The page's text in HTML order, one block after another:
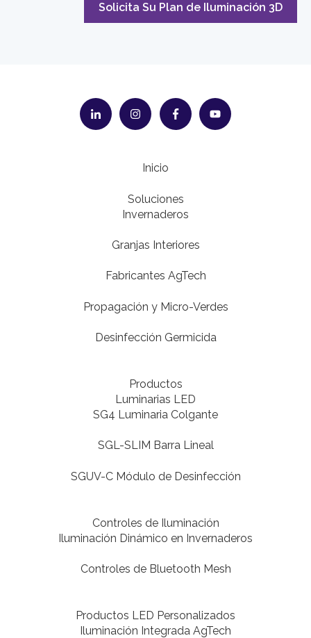
Solicita Su Plan de Iluminación 3D
Inicio
Soluciones
Invernaderos
Granjas Interiores
Fabricantes AgTech
Propagación y Micro-Verdes
Desinfección Germicida
Productos
Luminarias LED
SG4 Luminaria Colgante
SGL-SLIM Barra Lineal
SGUV-C Módulo de Desinfección
Controles de Iluminación
Iluminación Dinámico en Invernaderos
Controles de Bluetooth Mesh
Productos LED Personalizados
Iluminación Integrada AgTech